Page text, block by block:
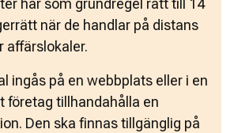
har som grundregel rätt till 14
när de handlar på distans
affärslokaler.
ingås på en webbplats eller i en
företag tillhandahålla en
Den ska finnas tillgänglig på